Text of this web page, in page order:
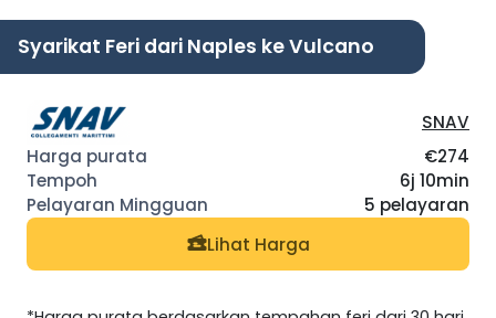
Syarikat Feri dari Naples ke Vulcano
SNAV
€274
6j 10min
5 pelayaran
Lihat Harga